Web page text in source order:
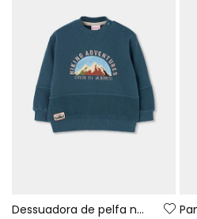
Dessuadora de pelfa nen verd brodat muntanyes